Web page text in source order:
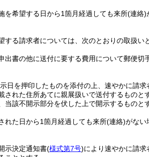
を希望する日から1箇月経過しても来所(連絡)
る請求者については、次のとおりの取扱い
書の他に送付に要する費用について郵便切
日を押印したものを添付の上、速やかに請求
れた住所あてに親展扱いで送付するものと
該不開示部分を伏した上で開示するものと
れた日から1箇月経過しても来所(連絡)がない
示決定通知書(様式第7号)により速やかに請